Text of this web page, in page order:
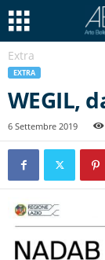
Extra
EXTRA
WEGIL,
6 Settembre 2019